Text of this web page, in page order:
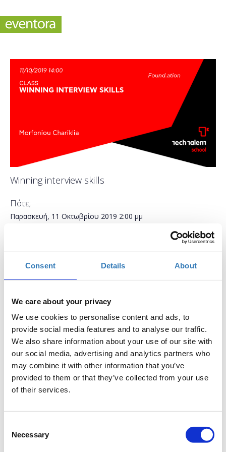
Consent Details About
We care about your privacy
We use cookies to personalise content and ads, to
provide social media features and to analyse our traffic.
We also share information about your use of our site with
our social media, advertising and analytics partners who
may combine it with other information that you’ve
provided to them or that they’ve collected from your use
of their services.
Selection
Necessary
Winning interview skills
Πότε;
Παρασκευή, 11 Οκτωβρίου 2019 2:00 μμ
Found.ation, Αθήνα
Στο σεμινάριο οι συμμετέχοντες θα διδαχθούν τις
κατάλληλες δεξιότητες συνέντευξης που θα τους
συμβουλές και στρατηγικές που θα τους προετοιμάσουν
για μια επιτυχημένη συνέντευξη.